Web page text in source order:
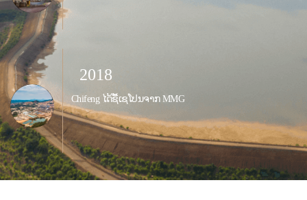
2018
Chifeng ໄດ້ຊື້ເຊໂປນຈາກ MMG